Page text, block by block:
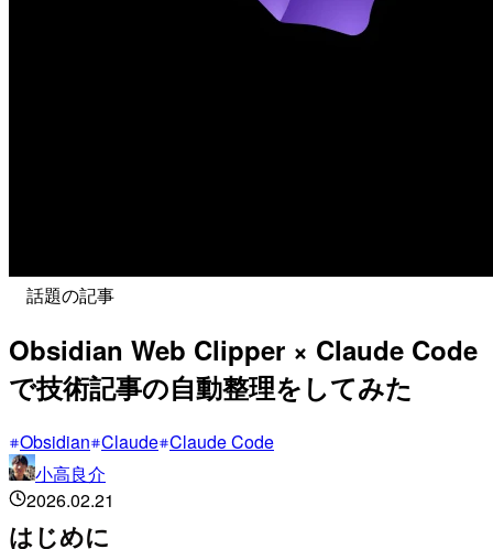
話題の記事
Obsidian Web Clipper × Claude Code
で技術記事の自動整理をしてみた
Obsidian Claude Claude Code
小高良介
2026.02.21
はじめに